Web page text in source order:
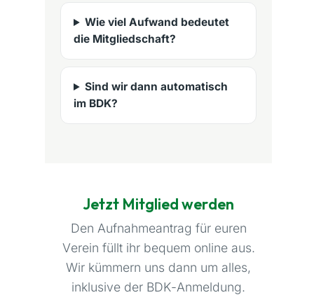
Wie viel Aufwand bedeutet
die Mitgliedschaft?
Sind wir dann automatisch
im BDK?
Jetzt Mitglied werden
Den Aufnahmeantrag für euren
Verein füllt ihr bequem online aus.
Wir kümmern uns dann um alles,
inklusive der BDK-Anmeldung.